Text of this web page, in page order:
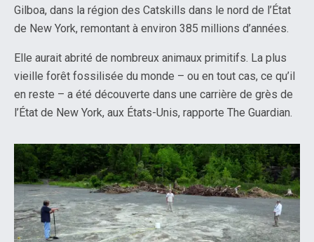
Gilboa, dans la région des Catskills dans le nord de l’État
de New York, remontant à environ 385 millions d’années.
Elle aurait abrité de nombreux animaux primitifs. La plus
vieille forêt fossilisée du monde – ou en tout cas, ce qu’il
en reste – a été découverte dans une carrière de grès de
l’État de New York, aux États-Unis, rapporte The Guardian.